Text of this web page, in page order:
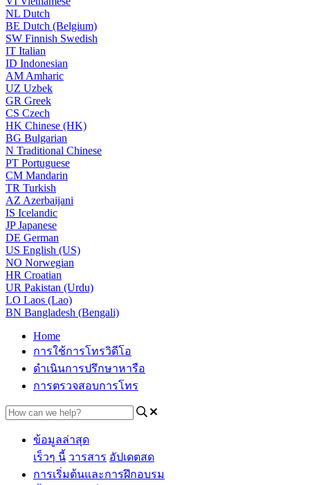
NL Dutch
BE Dutch (Belgium)
SW Finnish Swedish
IT Italian
ID Indonesian
AM Amharic
UZ Uzbek
GR Greek
CS Czech
HK Chinese (HK)
BG Bulgarian
N Traditional Chinese
PT Portuguese
CM Mandarin
TR Turkish
AZ Azerbaijani
IS Icelandic
JPJapanese
DE German
US English (US)
NO Norwegian
HR Croatian
UR Pakistan (Urdu)
LO Laos (Lao)
BN Bangladesh (Bengali)
Home
การใช้การโทรวิดีโอ
ดำเนินการปรึกษาหารือ
การตรวจสอบการโทร
ข้อมูลล่าสุด
เร็วๆ นี้ วารสาร อัปเดตสด
การเริ่มต้นและการฝึกอบรม